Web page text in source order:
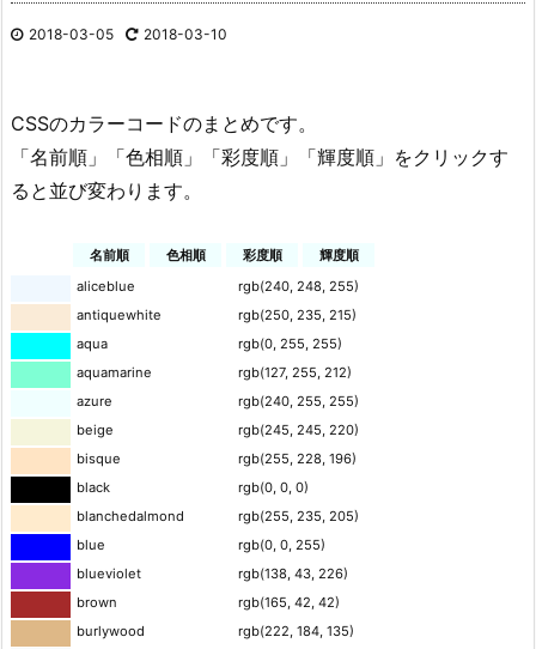
2018-03-05 2018-03-10
CSSのカラーコードのまとめです。
「名前順」「色相順」「彩度順」「輝度順」をクリックす
ると並び変わります。
名前順 色相順 彩度順
輝度順
aliceblue
rgb(240, 248, 255)
antiquewhite
rgb(250, 235, 215)
aqua
rgb(0, 255, 255)
aquamarine
rgb(127, 255, 212)
azure
rgb(240, 255, 255)
beige
rgb(245, 245, 220)
bisque
rgb(255, 228, 196)
black
rgb(0, 0, 0)
blanchedalmond
rgb(255, 235, 205)
blue
rgb(0, 0, 255)
blueviolet
rgb(138, 43, 226)
brown
rgb(165, 42, 42)
burlywood
rgb(222, 184, 135)